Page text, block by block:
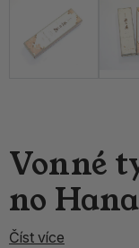
Vonné
no
Číst více